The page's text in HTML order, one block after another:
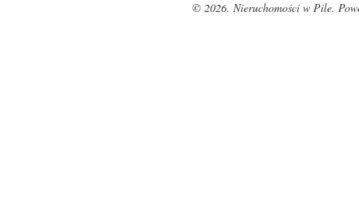
© 2026. Nieruchomości w Pile.